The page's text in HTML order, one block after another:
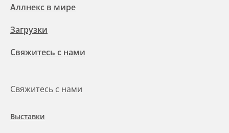
Аллнекс в мире
Загрузки
Свяжитесь с нами
Свяжитесь с нами
Выставки